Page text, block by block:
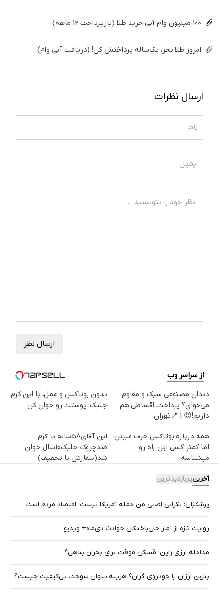
100 میلیون وام آنی خرید طلا (بازپرداخت 12 ماهه)
امروز طلا بخر، یک‌ساله پرداختش کن! (دریافت آنی وام)
ارسال نظرات
ارسال نظر
از سراسر وب
Image failed to load
دندان مصنوعی سبک و مقاوم
می‌خوای؟ پرداخت اقساطی هم
داریم!😍 | 📍تهران
بدون بوتاکس و عمل، با این کرم
جلبک، پوستت رو جوان کن
همه درباره بوتاکس حرف میزنن؛
اما کمتر کسی این راه رو
میشناسه.
این آقای58ساله با کرم
ضدچروک جلبک10سال جوان
شد(سفارش با تخفیف)
آخرینپربازدیدترین
پزشکیان: نگرانی اصلی من حمله آمریکا نیست؛ اقتصاد مردم است
روایت تازه از آمار جان‌باختگان حوادث دی‌ماه+ ویدیو
مداخله ارزی ژاپن؛ مُسکن موقت برای بحران بدهی؟
بنزین ارزان یا خودروی گران؟ هزینه پنهان سوخت بی‌کیفیت چیست؟